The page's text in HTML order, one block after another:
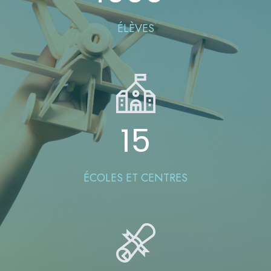
ÉLÈVES
15
ÉCOLES ET CENTRES